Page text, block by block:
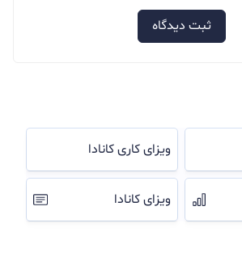
ویزای کاری کانادا
ویزای کانادا
ثبت دیدگاه